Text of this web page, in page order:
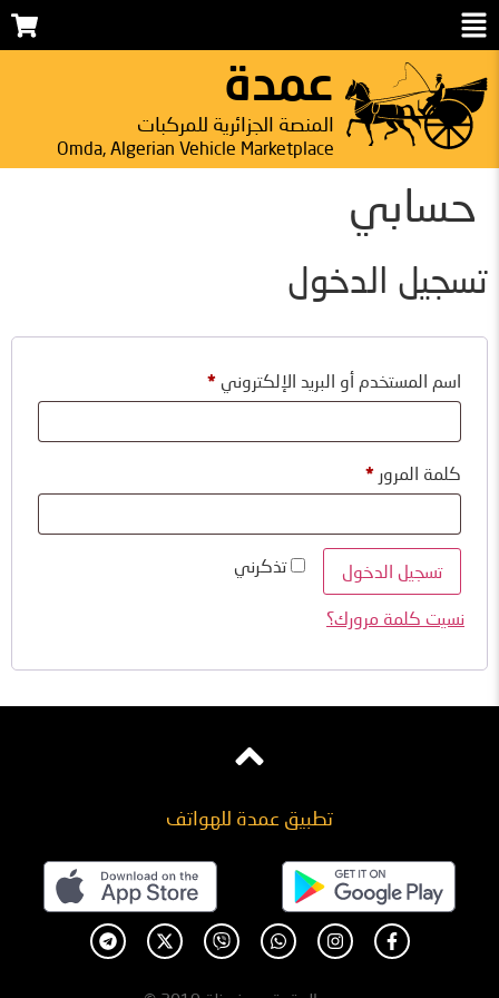
عمدة
المنصة الجزائرية للمركبات
Omda, Algerian Vehicle Marketplace
حسابي
تسجيل الدخول
اسم المستخدم أو البريد الإلكتروني *
كلمة المرور *
تذكرني تسجيل الدخول
نسيت كلمة مرورك؟
تطبيق عمدة للهواتف